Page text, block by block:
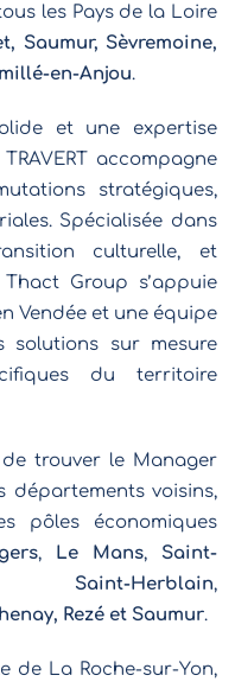
les Pays de la Loire
Saumur, Sèvremoine,
en-Anjou.
et une expertise
accompagne
stratégiques,
Spécialisée dans
culturelle, et
Group s’appuie
Vendée et une équipe
solutions sur mesure
du territoire
trouver le Manager
départements voisins,
pôles économiques
, Le Mans, Saint-
Saint-Herblain,
Rezé et Saumur.
de La Roche-sur-Yon,